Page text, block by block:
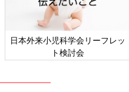
日本外来小児科学会リーフレッ
ト検討会